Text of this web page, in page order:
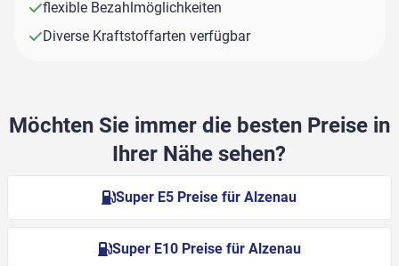
flexible Bezahlmöglichkeiten
Diverse Kraftstoffarten verfügbar
Möchten Sie immer die besten Preise in
Ihrer Nähe sehen?
Super E5 Preise für Alzenau
Super E10 Preise für Alzenau